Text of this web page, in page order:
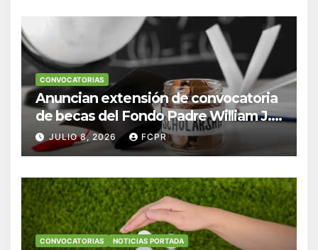
CONVOCATORIAS
Anuncian extensión de convocatoria
de becas del Fondo Padre William J.
Hendricks, SJ para estudiantes del
Colegio San Ignacio
JULIO 8, 2026 FCPR
CONVOCATORIAS NOTICIAS PORTADA